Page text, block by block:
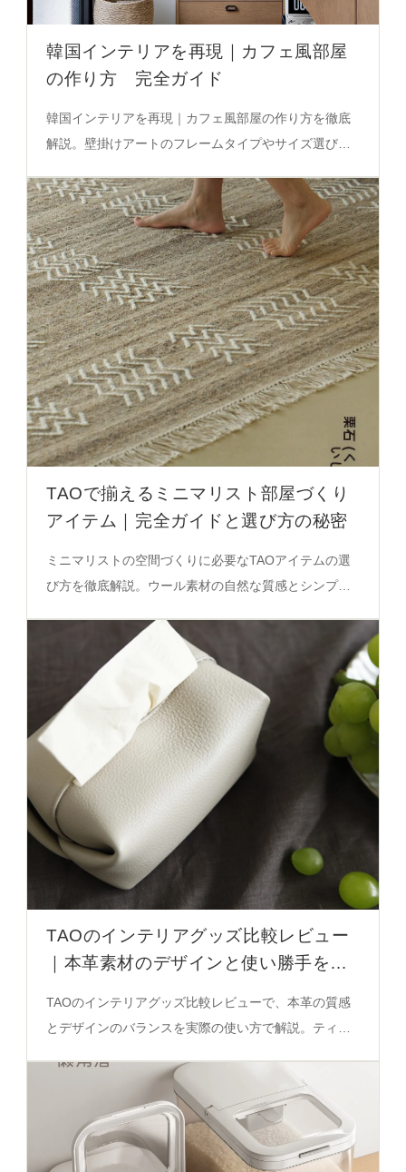
韓国インテリアを再現｜カフェ風部屋
の作り方 完全ガイド
韓国インテリアを再現｜カフェ風部屋の作り方を徹底
解説。壁掛けアートのフレームタイプやサイズ選びの
TAOで揃えるミニマリスト部屋づくり
アイテム｜完全ガイドと選び方の秘密
ミニマリストの空間づくりに必要なTAOアイテムの選
び方を徹底解説。ウール素材の自然な質感とシンプル
TAOのインテリアグッズ比較レビュー
｜本革素材のデザインと使い勝手を徹
TAOのインテリアグッズ比較レビューで、本革の質感
とデザインのバランスを実際の使い方で解説。ティッ